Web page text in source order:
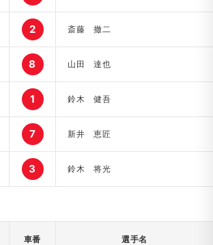
2 斎藤 撤二
8 山田 達也
1 鈴木 健吾
7 新井 恵匠
3 鈴木 将光
車番 選手名